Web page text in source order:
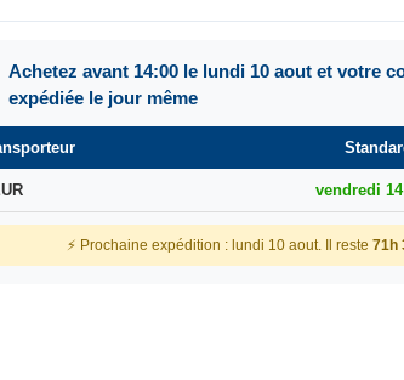
Achetez avant 14:00 le lundi 10 aout et votre
expédiée le jour même
vendredi
⚡ Prochaine expédition : lundi 10 aout. Il reste71h